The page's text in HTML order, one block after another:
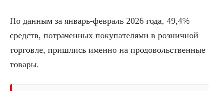
По данным за январь-февраль 2026 года, 49,4%
средств, потраченных покупателями в розничной
торговле, пришлись именно на продовольственные
товары.